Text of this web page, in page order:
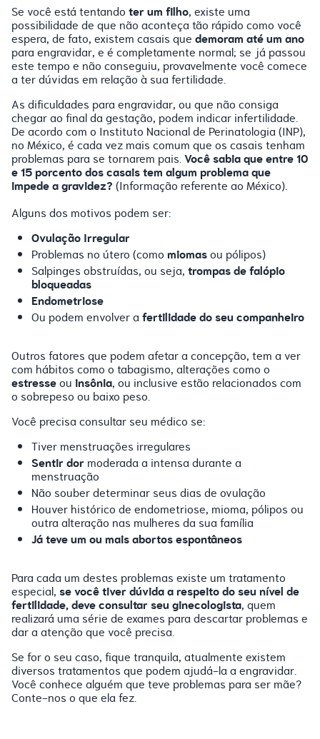
Se você está tentandoter um filho, existe uma
possibilidade de que não aconteça tão rápido como você
espera, de fato, existem casais quedemoram até um ano
para engravidar, e é completamente normal; se já passou
este tempo e não conseguiu, provavelmente você comece
a ter dúvidas em relação à sua fertilidade.
As dificuldades para engravidar, ou que não consiga
chegar ao final da gestação, podem indicar infertilidade.
De acordo com o Instituto Nacional de Perinatologia (INP),
no México, é cada vez mais comum que os casais tenham
problemas para se tornarem pais.Você sabia que entre 10
e 15 porcento dos casais tem algum problema que
impede a gravidez?(Informação referente ao México).
Alguns dos motivos podem ser:
Ovulação Irregular
Problemas no útero (comomiomasou pólipos)
Salpinges obstruídas, ou seja,trompas de falópio
bloqueadas
Endometriose
Ou podem envolver afertilidade do seu companheiro
Outros fatores que podem afetar a concepção, tem a ver
com hábitos como o tabagismo, alterações como o
estresseouinsônia, ou inclusive estão relacionados com
o sobrepeso ou baixo peso.
Você precisa consultar seu médico se:
Tiver menstruações irregulares
Sentir dormoderada a intensa durante a
menstruação
Não souber determinar seus dias de ovulação
Houver histórico de endometriose, mioma, pólipos ou
outra alteração nas mulheres da sua família
Já teve um ou mais abortos espontâneos
Para cada um destes problemas existe um tratamento
especial,se você tiver dúvida a respeito do seu nível de
fertilidade, deve consultar seu ginecologista, quem
realizará uma série de exames para descartar problemas e
dar a atenção que você precisa.
Se for o seu caso, fique tranquila, atualmente existem
diversos tratamentos que podem ajudá-la a engravidar.
Você conhece alguém que teve problemas para ser mãe?
Conte-nos o que ela fez.